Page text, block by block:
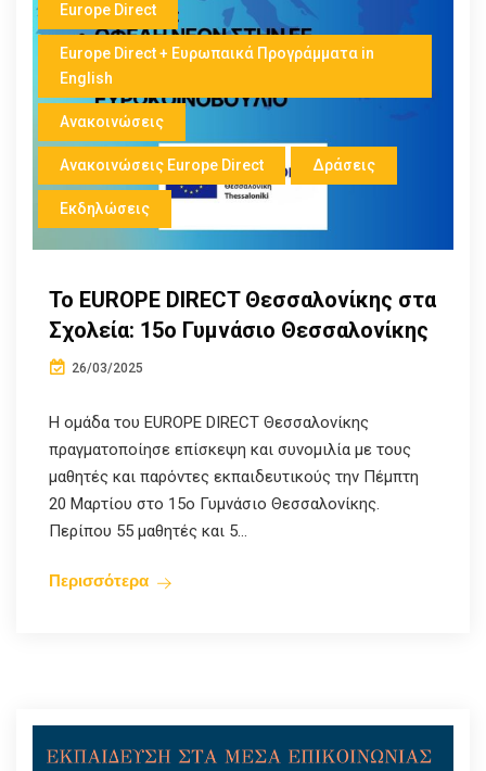
Europe Direct
Europe Direct + Ευρωπαικά Προγράμματα in
English
Ανακοινώσεις
Ανακοινώσεις Europe Direct Δράσεις
Εκδηλώσεις
Το EUROPE DIRECT Θεσσαλονίκης στα
Σχολεία: 15ο Γυμνάσιο Θεσσαλονίκης
26/03/2025
Η ομάδα του EUROPE DIRECT Θεσσαλονίκης
πραγματοποίησε επίσκεψη και συνομιλία με τους
μαθητές και παρόντες εκπαιδευτικούς την Πέμπτη
20 Μαρτίου στο 15ο Γυμνάσιο Θεσσαλονίκης.
Περίπου 55 μαθητές και 5...
Περισσότερα